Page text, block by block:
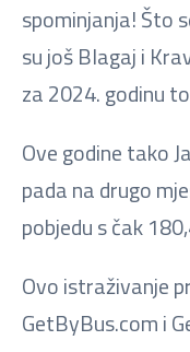
spominjanja! Što
su još Blagaj i
za 2024. godinu
Ove godine tako
pada na drugo
pobjedu s čak
Ovo istraživanje
GetByBus.com i